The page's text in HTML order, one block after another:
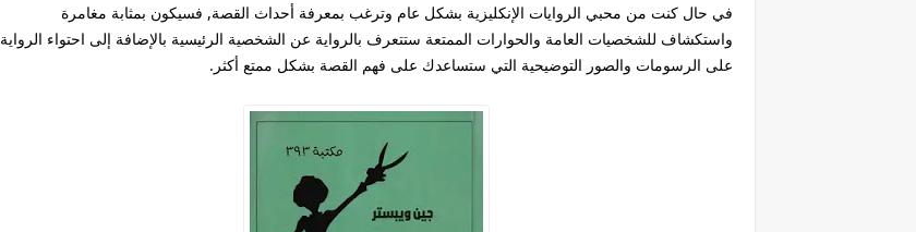
في حال كنت من محبي الروايات الإنكليزية بشكل عام وترغب بمعرفة أحداث القصة, فسيكون بمثابة مغامرة
واستكشاف للشخصيات العامة والحوارات الممتعة ستتعرف بالرواية عن الشخصية الرئيسية بالإضافة إلى احتواء الرواية
على الرسومات والصور التوضيحية التي ستساعدك على فهم القصة بشكل ممتع أكثر.